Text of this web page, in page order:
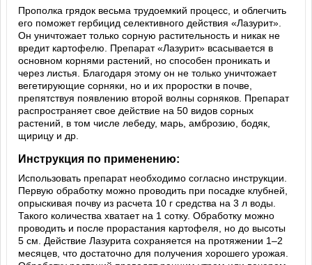
Прополка грядок весьма трудоемкий процесс, и облегчить
его поможет гербицид селективного действия «Лазурит».
Он уничтожает только сорную растительность и никак не
вредит картофелю. Препарат «Лазурит» всасывается в
основном корнями растений, но способен проникать и
через листья. Благодаря этому он не только уничтожает
вегетирующие сорняки, но и их проростки в почве,
препятствуя появлению второй волны сорняков. Препарат
распространяет свое действие на 50 видов сорных
растений, в том числе лебеду, марь, амброзию, бодяк,
щирицу и др.
Инструкция по применению:
Использовать препарат необходимо согласно инструкции.
Первую обработку можно проводить при посадке клубней,
опрыскивая почву из расчета 10 г средства на 3 л воды.
Такого количества хватает на 1 сотку. Обработку можно
проводить и после прорастания картофеля, но до высоты
5 см. Действие Лазурита сохраняется на протяжении 1–2
месяцев, что достаточно для получения хорошего урожая.